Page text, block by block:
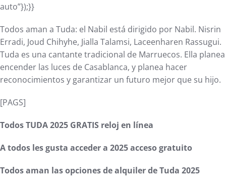
auto”});}}
Todos aman a Tuda: el Nabil está dirigido por Nabil. Nisrin
Erradi, Joud Chihyhe, Jialla Talamsi, Laceenharen Rassugui.
Tuda es una cantante tradicional de Marruecos. Ella planea
encender las luces de Casablanca, y planea hacer
reconocimientos y garantizar un futuro mejor que su hijo.
[PAGS]
Todos TUDA 2025 GRATIS reloj en línea
A todos les gusta acceder a 2025 acceso gratuito
Todos aman las opciones de alquiler de Tuda 2025